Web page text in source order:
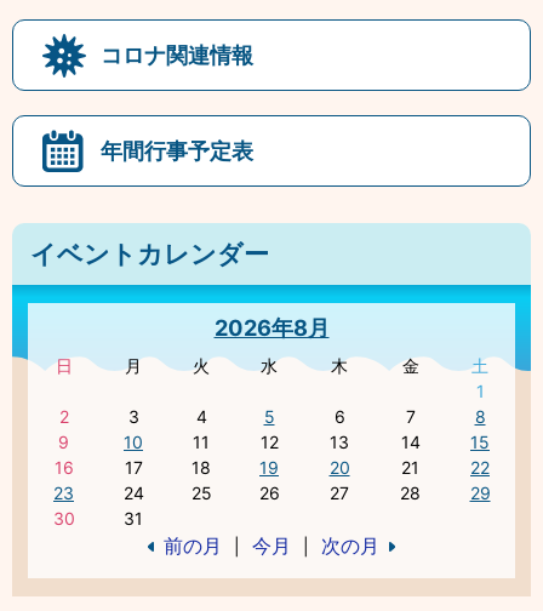
コロナ関連情報
年間行事予定表
イベントカレンダー
2026年8月
日 月 火 水 木 金
土
1
2
3 4 5 6 7
8
9
10 11 12 13 14
15
16
17 18 19 20 21
22
23
24 25 26 27 28
29
30
31
前の月 今月 次の月